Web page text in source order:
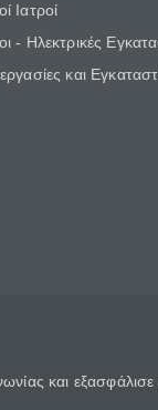
Ιατροί
- Ηλεκτρικές
και
και